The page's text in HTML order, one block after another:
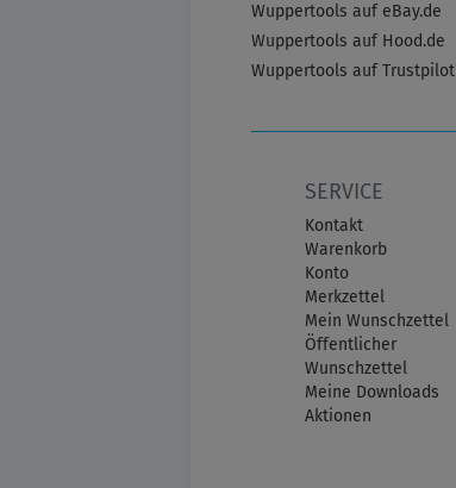
Wuppertools auf eBay.de
Wuppertools auf Hood.de
Wuppertools auf Trustpilot
SERVICE
Kontakt
Warenkorb
Konto
Merkzettel
Mein Wunschzettel
Öffentlicher
Wunschzettel
Meine Downloads
Aktionen